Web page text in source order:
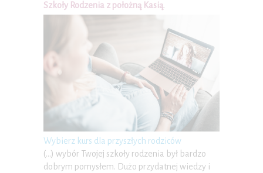
Szkoły Rodzenia z położną Kasią.
Wybierz kurs dla przyszłych rodziców
(…) wybór Twojej szkoły rodzenia był bardzo
dobrym pomysłem. Dużo przydatnej wiedzy i